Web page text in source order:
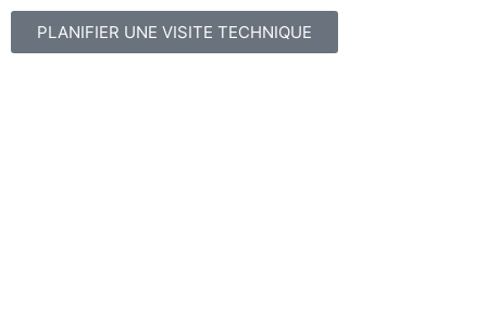
PLANIFIER UNE VISITE TECHNIQUE